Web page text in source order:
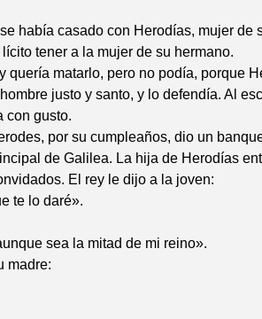
había casado con Herodías, mujer de
tener a la mujer de su hermano.
quería matarlo, pero no podía, porque
justo y santo, y lo defendía. Al
con gusto.
por su cumpleaños, dio un
de Galilea. La hija de Herodías
El rey le dijo a la joven:
te lo daré».
sea la mitad de mi reino».
madre: